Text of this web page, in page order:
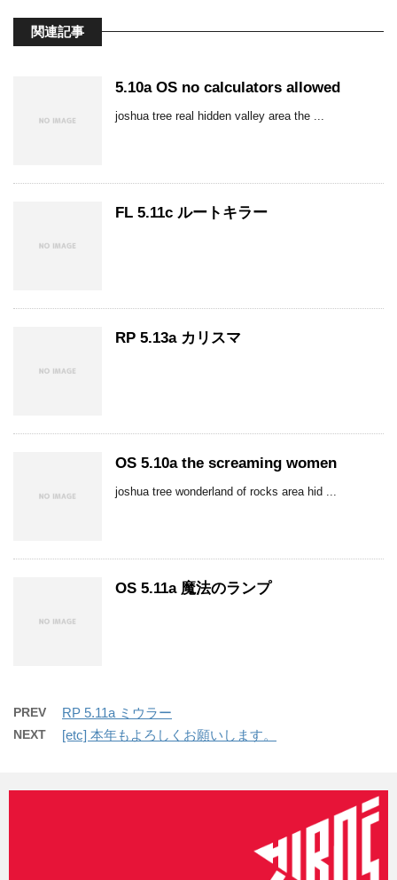
関連記事
5.10a OS no calculators allowed
joshua tree real hidden valley area the ...
FL 5.11c ルートキラー
RP 5.13a カリスマ
OS 5.10a the screaming women
joshua tree wonderland of rocks area hid ...
OS 5.11a 魔法のランプ
PREV RP 5.11a ミウラー
NEXT [etc] 本年もよろしくお願いします。